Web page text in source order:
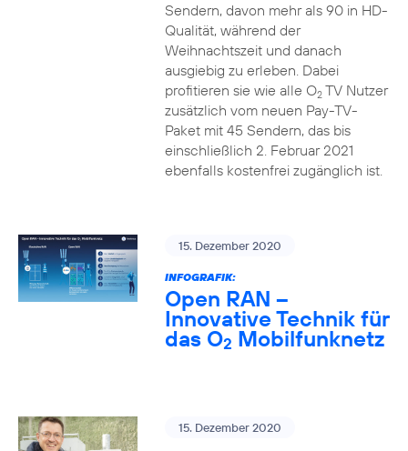
Sendern, davon mehr als 90 in HD-
Qualität, während der
Weihnachtszeit und danach
ausgiebig zu erleben. Dabei
profitieren sie wie alle O2TV Nutzer
zusätzlich vom neuen Pay-TV-
Paket mit 45 Sendern, das bis
einschließlich 2. Februar 2021
ebenfalls kostenfrei zugänglich ist.
15. Dezember 2020
INFOGRAFIK:
Open RAN –
Innovative Technik für
das O2 Mobilfunknetz
15. Dezember 2020